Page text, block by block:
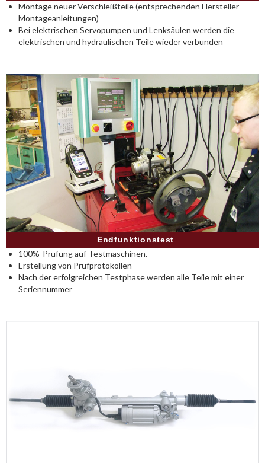
Montage neuer Verschleißteile (entsprechenden Hersteller-
Montageanleitungen)
Bei elektrischen Servopumpen und Lenksäulen werden die
elektrischen und hydraulischen Teile wieder verbunden
Endfunktionstest
100%-Prüfung auf Testmaschinen.
Erstellung von Prüfprotokollen
Nach der erfolgreichen Testphase werden alle Teile mit einer
Seriennummer